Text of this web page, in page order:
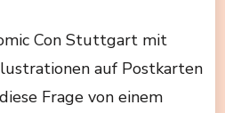
Con Stuttgart mit
auf Postkarten
Frage von einem